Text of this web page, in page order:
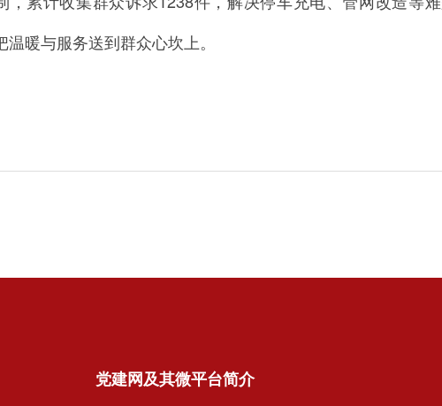
暖与服务送到群众心坎上。
党建网及其微平台简介